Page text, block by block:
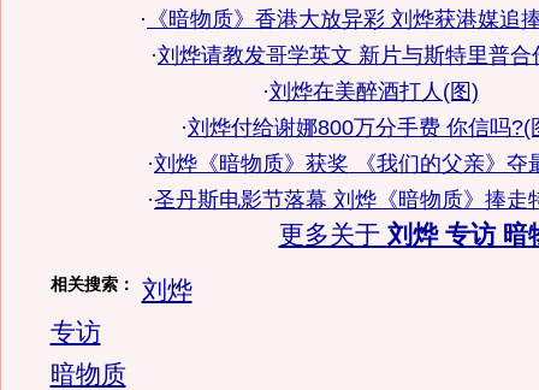
· 《暗物质》香港大放异彩 刘烨获港媒追
·刘烨请教发哥学英文 新片与斯特里普合
·刘烨在美醉酒打人(图)
·刘烨付给谢娜800万分手费 你信吗?(
·刘烨《暗物质》获奖 《我们的父亲》夺
·圣丹斯电影节落幕 刘烨《暗物质》捧走
更多关于 刘烨 专访 暗
相关搜索：
刘烨
专访
暗物质